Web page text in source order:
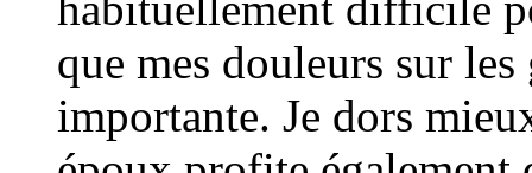
que mes douleurs sur
importante. Je dors